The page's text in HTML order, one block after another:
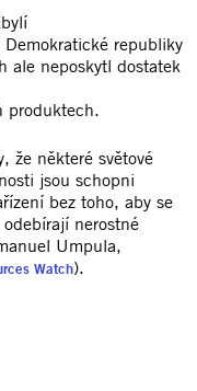
republiky
ale neposkytl dostatek
produktech.
že některé světové
jsou schopni
bez toho, aby se
nerostné
Umpula,
Watch).